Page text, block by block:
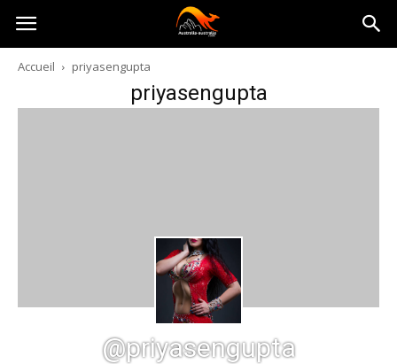
Australia-
australie.com
Accueil priyasengupta
priyasengupta
@priyasengupta